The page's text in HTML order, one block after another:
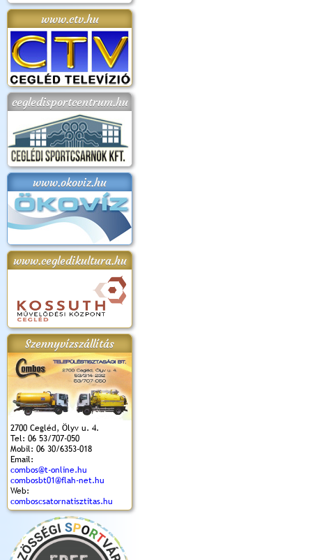
www.ctv.hu
cegledisportcentrum.hu
www.okoviz.hu
www.cegledikultura.hu
Szennyvízszállítás
2700 Cegléd, Ölyv u. 4.
Tel: 06 53/707-050
Mobil: 06 30/6353-018
Email:
combos@t-online.hu
combosbt01@flah-net.hu
Web:
comboscsatornatisztitas.hu
2018.
Kossuth Toborzó
Ünnepély
Szent István Ünnepe
(2017. 08. 20.)